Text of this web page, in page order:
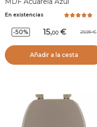
En existencias
-50% 15,00 29,99
Añadir a la cesta